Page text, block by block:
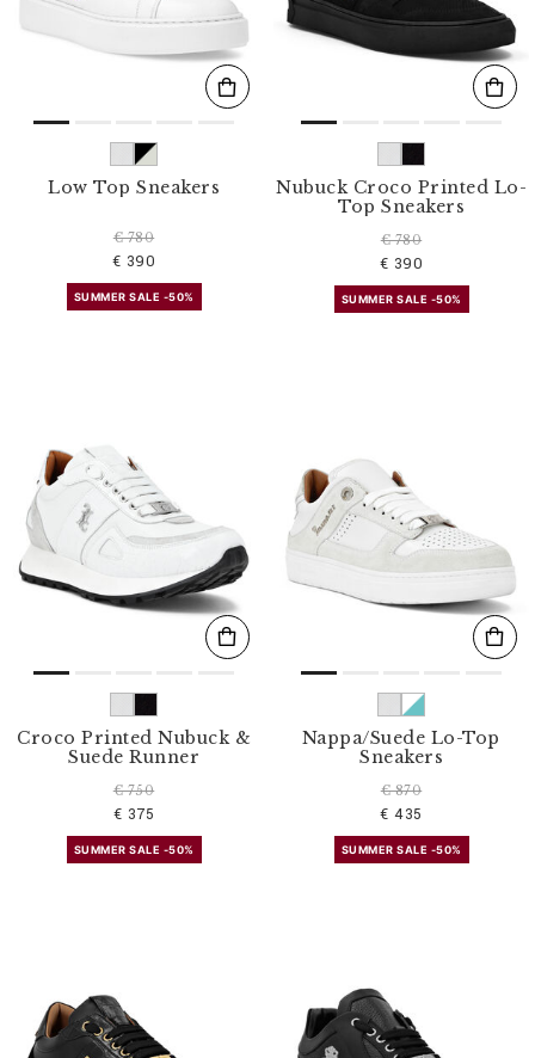
Low Top Sneakers
€ 780
€ 390
SUMMER SALE -50%
Nubuck Croco Printed Lo-
Top Sneakers
€ 780
€ 390
SUMMER SALE -50%
Croco Printed Nubuck &
Suede Runner
€ 750
€ 375
SUMMER SALE -50%
Nappa/Suede Lo-Top
Sneakers
€ 870
€ 435
SUMMER SALE -50%